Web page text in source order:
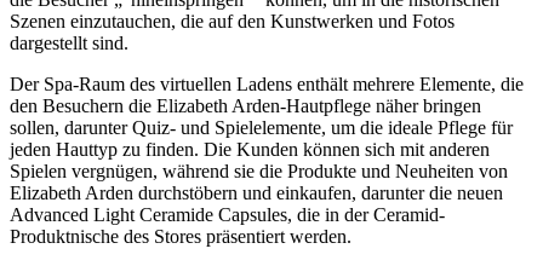
Szenen einzutauchen, die auf den Kunstwerken und Fotos
dargestellt sind.
Der Spa-Raum des virtuellen Ladens enthält mehrere Elemente, die
den Besuchern die Elizabeth Arden-Hautpflege näher bringen
sollen, darunter Quiz- und Spielelemente, um die ideale Pflege für
jeden Hauttyp zu finden. Die Kunden können sich mit anderen
Spielen vergnügen, während sie die Produkte und Neuheiten von
Elizabeth Arden durchstöbern und einkaufen, darunter die neuen
Advanced Light Ceramide Capsules, die in der Ceramid-
Produktnische des Stores präsentiert werden.